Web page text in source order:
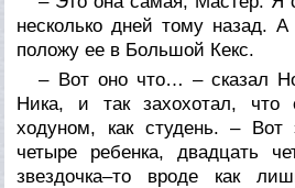
несколько дней тому назад.
положу ее в Большой Кекс.
– Вот оно что… – сказал
Ника, и так захохотал, что
ходуном, как студень. – Вот
четыре ребенка, двадцать
звездочка–то вроде как